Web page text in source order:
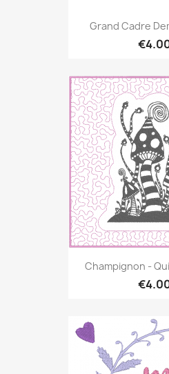
Grand Cadre
Champignon -